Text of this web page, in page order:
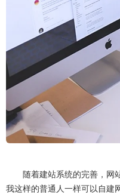
随着建站系统的完善，网
我这样的普通人一样可以自建